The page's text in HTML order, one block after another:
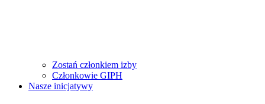
Zostań członkiem izby
Członkowie GIPH
Nasze inicjatywy